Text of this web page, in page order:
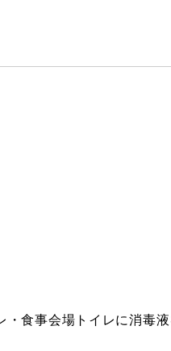
食事会場トイレに消毒液